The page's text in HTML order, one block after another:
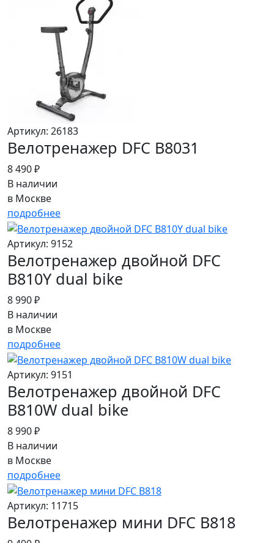
Артикул: 26183
Велотренажер DFC B8031
8 490 ₽
В наличии
в Москве
подробнее
Артикул: 9152
Велотренажер двойной DFC
B810Y dual bike
8 990 ₽
В наличии
в Москве
подробнее
Артикул: 9151
Велотренажер двойной DFC
B810W dual bike
8 990 ₽
В наличии
в Москве
подробнее
Артикул: 11715
Велотренажер мини DFC B818